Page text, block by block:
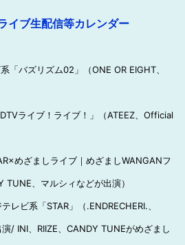
イブ生配信等カレンダー
バズリズム02」（ONE OR EIGHT、
ライブ！ライブ！」（ATEEZ、Official
めざましライブ｜めざましWANGANフ
TUNE、マルシィなどが出演）
ビ系「STAR」（.ENDRECHERI.、
/ INI、RIIZE、CANDY TUNEがめざまし